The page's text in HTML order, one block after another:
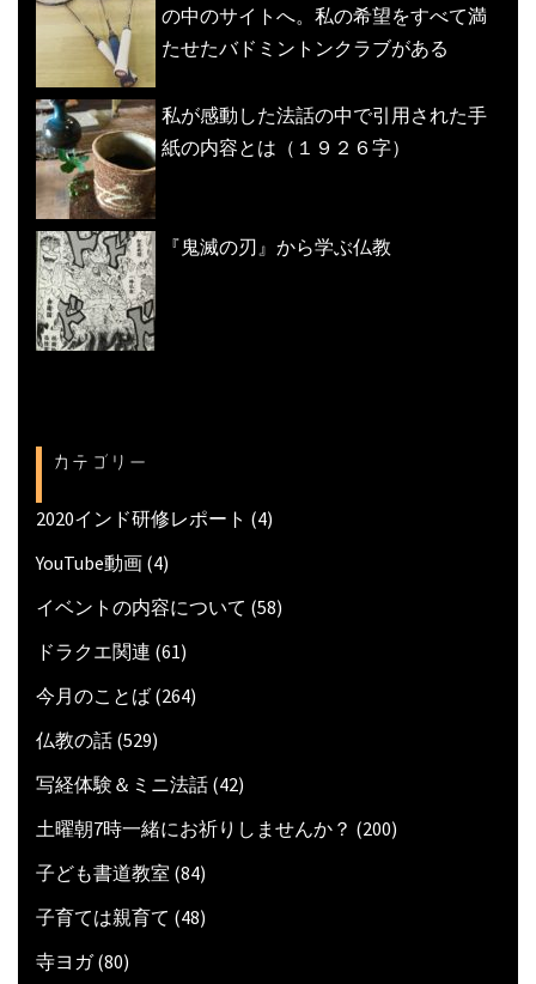
の中のサイトへ。私の希望をすべて満
たせたバドミントンクラブがある
私が感動した法話の中で引用された手
紙の内容とは（１９２６字）
『鬼滅の刃』から学ぶ仏教
カテゴリー
2020インド研修レポート (4)
YouTube動画 (4)
イベントの内容について (58)
ドラクエ関連 (61)
今月のことば (264)
仏教の話 (529)
写経体験＆ミニ法話 (42)
土曜朝7時一緒にお祈りしませんか？ (200)
子ども書道教室 (84)
子育ては親育て (48)
寺ヨガ(80)